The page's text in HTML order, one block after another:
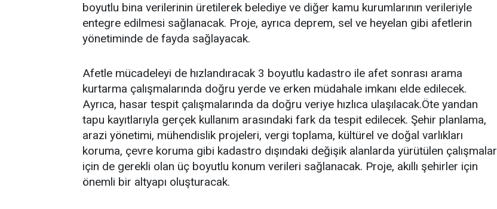
boyutlu bina verilerinin üretilerek belediye ve diğer kamu kurumlarının verileriyle
entegre edilmesi sağlanacak. Proje, ayrıca deprem, sel ve heyelan gibi afetlerin
yönetiminde de fayda sağlayacak.
Afetle mücadeleyi de hızlandıracak 3 boyutlu kadastro ile afet sonrası arama
kurtarma çalışmalarında doğru yerde ve erken müdahale imkanı elde edilecek.
Ayrıca, hasar tespit çalışmalarında da doğru veriye hızlıca ulaşılacak.Öte yandan
tapu kayıtlarıyla gerçek kullanım arasındaki fark da tespit edilecek. Şehir planlama,
arazi yönetimi, mühendislik projeleri, vergi toplama, kültürel ve doğal varlıkları
koruma, çevre koruma gibi kadastro dışındaki değişik alanlarda yürütülen çalışmalar
için de gerekli olan üç boyutlu konum verileri sağlanacak. Proje, akıllı şehirler için
önemli bir altyapı oluşturacak.